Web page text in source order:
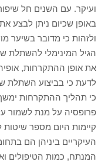
ועיקר. עם השנים חל
באופן שכיום ניתן לבצע
ולזהות כי מדובר בשיער
את אופן ההתקרחות,
כי תהליך ההתקרחות
פרופסיה על מנת לשמור
קיימות היום מספר
העיקריים ביניהן הם
המנתח, כמות הטיפולים